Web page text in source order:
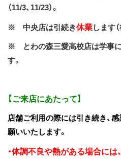
（11/3、11/23）。
※ 中央店は引続き休業します
※ とわの森三愛高校店は学事
す。
【ご来店にあたって】
店舗ご利用の際には引き続き、
願いいたします。
・体調不良や熱がある場合には